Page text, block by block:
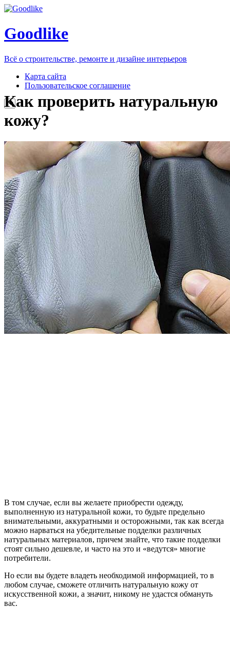
Goodlike
Всё о строительстве, ремонте и дизайне интерьеров
Карта сайта
Пользовательское соглашение
Как проверить натуральную
кожу?
В том случае, если вы желаете приобрести одежду,
выполненную из натуральной кожи, то будьте предельно
внимательными, аккуратными и осторожными, так как всегда
можно нарваться на убедительные подделки различных
натуральных материалов, причем знайте, что такие подделки
стоят сильно дешевле, и часто на это и «ведутся» многие
потребители.
Но если вы будете владеть необходимой информацией, то в
любом случае, сможете отличить натуральную кожу от
искусственной кожи, а значит, никому не удастся обмануть
вас.